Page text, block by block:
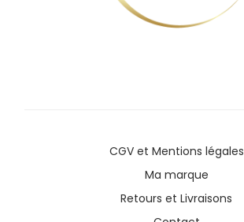
CGVet Mentions légales
Ma marque
Retours et Livraisons